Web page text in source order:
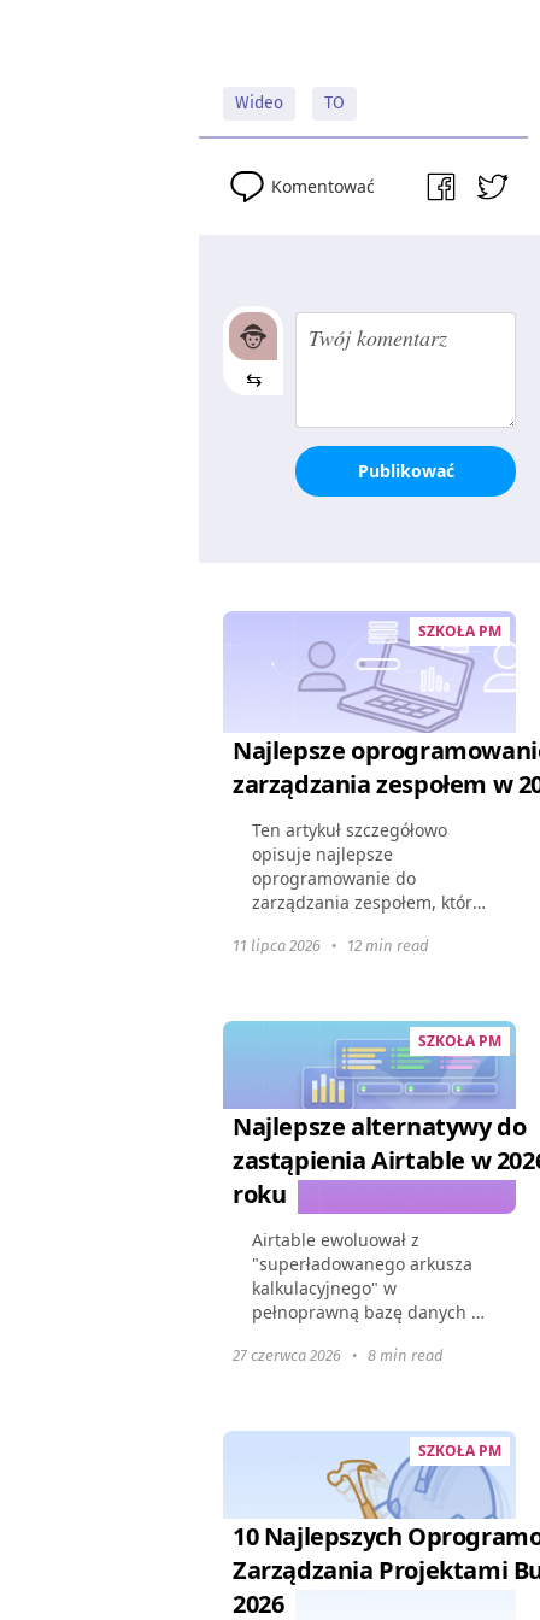
Wideo TO
Komentować
⇆
Publikować
SZKOŁA PM
Najlepsze
zarządzania zespołem w
Ten artykuł szczegółowo
opisuje najlepsze
oprogramowanie do
zarządzania zespołem, które
roku. Pokazuje, jak te
współpracę i usprawnić...
11 lipca 2026 • 12 min read
SZKOŁA PM
Najlepsze alternatywy do
zastąpienia Airtable w
roku
Airtable ewoluował z
"superładowanego arkusza
kalkulacyjnego" w
pełnoprawną bazę danych w
zestaw funkcji podniósł ceny.
ograniczeniami...
27 czerwca 2026 • 8 min read
SZKOŁA PM
10 Najlepszych
Zarządzania Projektami
2026